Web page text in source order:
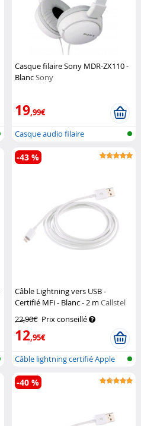
Casque filaire Sony MDR-ZX110 -
BlancSony
19,99€
Casque audio filaire
Câble Lightning vers USB -
Certifié MFi - Blanc - 2 mCallstel
22,90€ Prix conseillé
12,95€
-43 %
Câble lightning certifié Apple
(MFI...
-40 %